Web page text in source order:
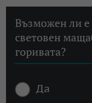
Възможен ли е
световен
горивата?
Да